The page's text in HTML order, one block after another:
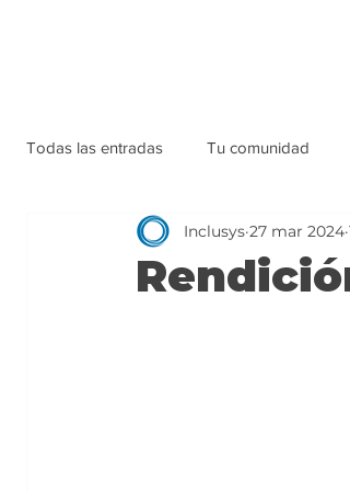
Todas las entradas Tu comunidad
Inclusys 27 mar 2024